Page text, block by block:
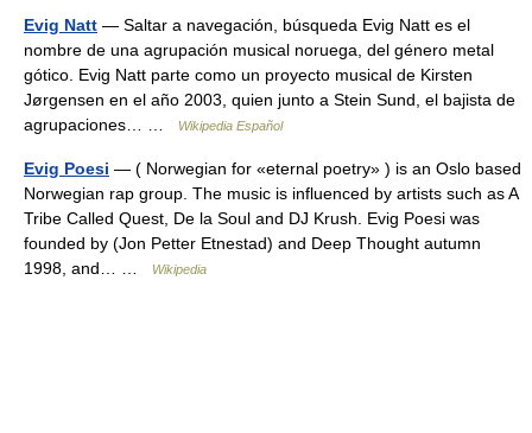
Evig Natt — Saltar a navegación, búsqueda Evig Natt es el
nombre de una agrupación musical noruega, del género metal
gótico. Evig Natt parte como un proyecto musical de Kirsten
Jørgensen en el año 2003, quien junto a Stein Sund, el bajista de
agrupaciones… …
Wikipedia Español
Evig Poesi — ( Norwegian for «eternal poetry» ) is an Oslo based
Norwegian rap group. The music is influenced by artists such as A
Tribe Called Quest, De la Soul and DJ Krush. Evig Poesi was
founded by (Jon Petter Etnestad) and Deep Thought autumn
1998, and… …
Wikipedia